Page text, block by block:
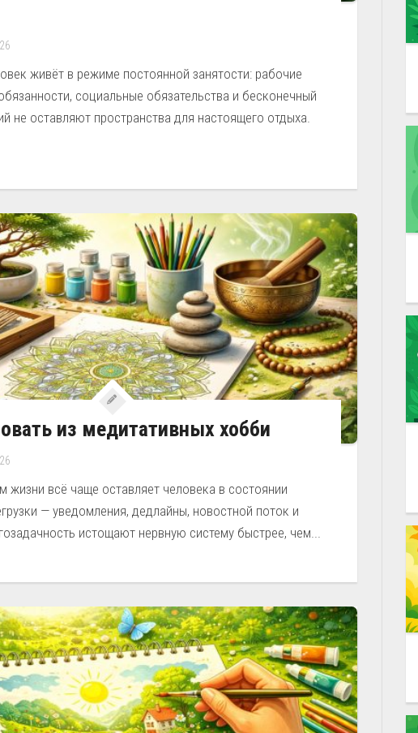
живёт в режиме постоянной занятости: рабочие
социальные обязательства и бесконечный
не оставляют пространства для настоящего отдыха.
из медитативных хобби
жизни всё чаще оставляет человека в состоянии
— уведомления, дедлайны, новостной поток и
истощают нервную систему быстрее, чем...